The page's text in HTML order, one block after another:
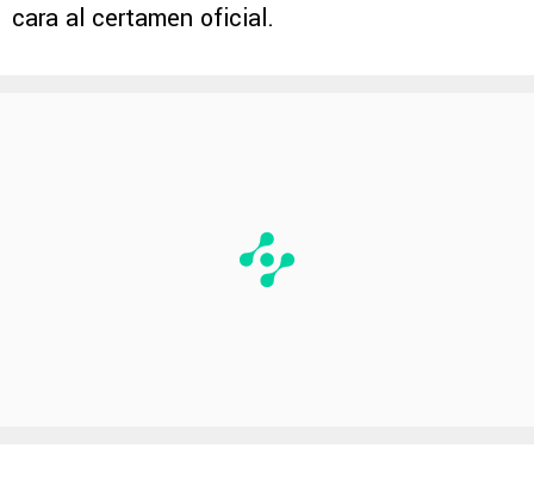
cara al certamen oficial.